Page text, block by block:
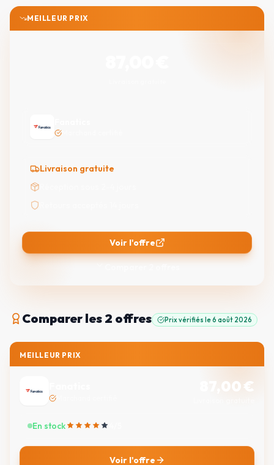
MEILLEUR PRIX
Livraison gratuite
Voir l'offre
Comparerles 2 offres Prix vérifiés le6 août 2026
MEILLEUR PRIX
87,00€
En stock
Voir l'offre